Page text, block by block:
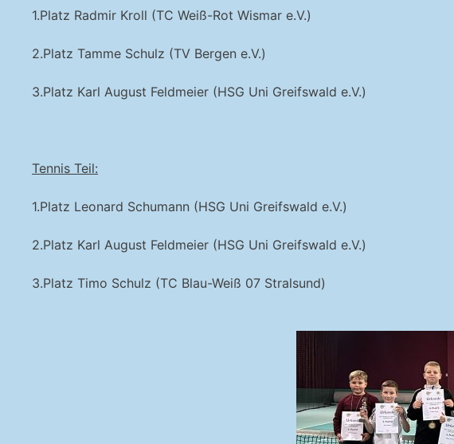
1.Platz Radmir Kroll (TC Weiß-Rot Wismar e.V.)
2.Platz Tamme Schulz (TV Bergen e.V.)
3.Platz Karl August Feldmeier (HSG Uni Greifswald e.V.)
Tennis Teil:
1.Platz Leonard Schumann (HSG Uni Greifswald e.V.)
2.Platz Karl August Feldmeier (HSG Uni Greifswald e.V.)
3.Platz Timo Schulz (TC Blau-Weiß 07 Stralsund)